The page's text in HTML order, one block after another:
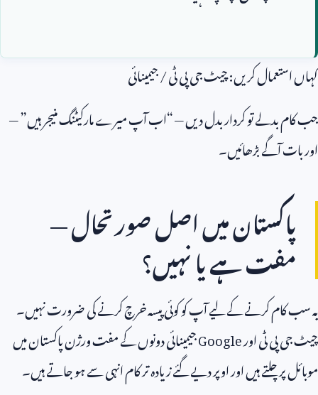
کہاں استعمال کریں: چیٹ جی پی ٹی / جیمینائی
جب کام بدلے تو کردار بدل دیں — “اب آپ میرے مارکیٹنگ منیجر ہیں” —
اور بات آگے بڑھائیں۔
پاکستان میں اصل صورتحال —
مفت ہے یا نہیں؟
یہ سب کام کرنے کے لیے آپ کو کوئی پیسہ خرچ کرنے کی ضرورت نہیں۔
چیٹ جی پی ٹی اورGoogleجیمینائی دونوں کے مفت ورژن پاکستان میں
موبائل پر چلتے ہیں اور اوپر دیے گئے زیادہ تر کام انہی سے ہو جاتے ہیں۔